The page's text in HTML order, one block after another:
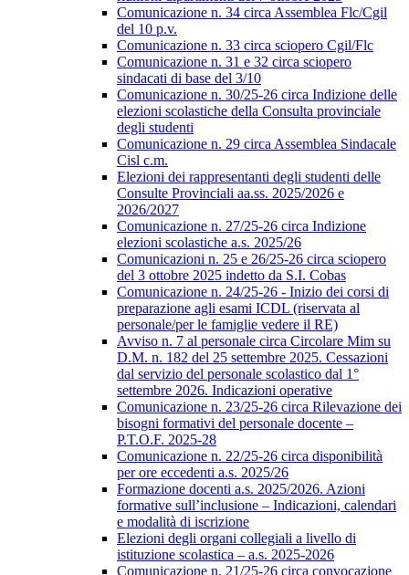
Comunicazione n. 34 circa Assemblea Flc/Cgil
del 10 p.v.
Comunicazione n. 33 circa sciopero Cgil/Flc
Comunicazione n. 31 e 32 circa sciopero
sindacati di base del 3/10
Comunicazione n. 30/25-26 circa Indizione delle
elezioni scolastiche della Consulta provinciale
degli studenti
Comunicazione n. 29 circa Assemblea Sindacale
Cisl c.m.
Elezioni dei rappresentanti degli studenti delle
Consulte Provinciali aa.ss. 2025/2026 e
2026/2027
Comunicazione n. 27/25-26 circa Indizione
elezioni scolastiche a.s. 2025/26
Comunicazioni n. 25 e 26/25-26 circa sciopero
del 3 ottobre 2025 indetto da S.I. Cobas
Comunicazione n. 24/25-26 - Inizio dei corsi di
preparazione agli esami ICDL (riservata al
personale/per le famiglie vedere il RE)
Avviso n. 7 al personale circa Circolare Mim su
D.M. n. 182 del 25 settembre 2025. Cessazioni
dal servizio del personale scolastico dal 1°
settembre 2026. Indicazioni operative
Comunicazione n. 23/25-26 circa Rilevazione dei
bisogni formativi del personale docente –
P.T.O.F. 2025-28
Comunicazione n. 22/25-26 circa disponibilità
per ore eccedenti a.s. 2025/26
Formazione docenti a.s. 2025/2026. Azioni
formative sull’inclusione – Indicazioni, calendari
e modalità di iscrizione
Elezioni degli organi collegiali a livello di
istituzione scolastica – a.s. 2025-2026
Comunicazione n. 21/25-26 circa convocazione